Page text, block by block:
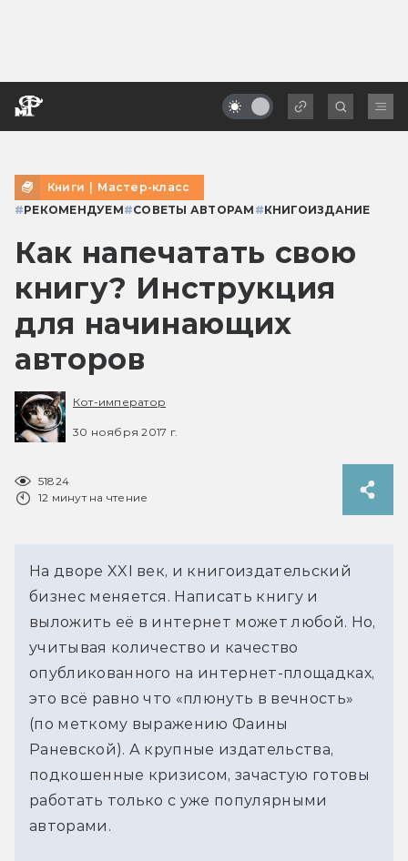
Книги | Мастер-класс
#РЕКОМЕНДУЕМ#СОВЕТЫ АВТОРАМ #КНИГОИЗДАНИЕ
Как напечатать свою
книгу? Инструкция
для начинающих
авторов
Кот-император
30 ноября 2017 г.
51824
12 минут на чтение
На дворе XXI век, и книгоиздательский
бизнес меняется. Написать книгу и
выложить её в интернет может любой. Но,
учитывая количество и качество
опубликованного на интернет-площадках,
это всё равно что «плюнуть в вечность»
(по меткому выражению Фаины
Раневской). А крупные издательства,
подкошенные кризисом, зачастую готовы
работать только с уже популярными
авторами.